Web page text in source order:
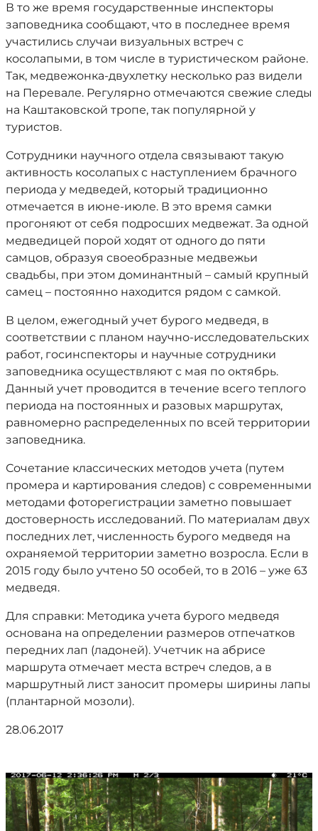
В то же время государственные инспекторы
заповедника сообщают, что в последнее время
участились случаи визуальных встреч с
косолапыми, в том числе в туристическом районе.
Так, медвежонка-двухлетку несколько раз видели
на Перевале. Регулярно отмечаются свежие следы
на Каштаковской тропе, так популярной у
туристов.
Сотрудники научного отдела связывают такую
активность косолапых с наступлением брачного
периода у медведей, который традиционно
отмечается в июне-июле. В это время самки
прогоняют от себя подросших медвежат. За одной
медведицей порой ходят от одного до пяти
самцов, образуя своеобразные медвежьи
свадьбы, при этом доминантный – самый крупный
самец – постоянно находится рядом с самкой.
В целом, ежегодный учет бурого медведя, в
соответствии с планом научно-исследовательских
работ, госинспекторы и научные сотрудники
заповедника осуществляют с мая по октябрь.
Данный учет проводится в течение всего теплого
периода на постоянных и разовых маршрутах,
равномерно распределенных по всей территории
заповедника.
Сочетание классических методов учета (путем
промера и картирования следов) с современными
методами фоторегистрации заметно повышает
достоверность исследований. По материалам двух
последних лет, численность бурого медведя на
охраняемой территории заметно возросла. Если в
2015 году было учтено 50 особей, то в 2016 – уже 63
медведя.
Для справки: Методика учета бурого медведя
основана на определении размеров отпечатков
передних лап (ладоней). Учетчик на абрисе
маршрута отмечает места встреч следов, а в
маршрутный лист заносит промеры ширины лапы
(плантарной мозоли).
28.06.2017